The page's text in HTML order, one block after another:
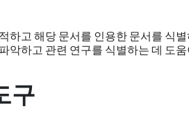
하고 해당 문서를 인용한 문서를 식
악하고 관련 연구를 식별하는 데 도움
구